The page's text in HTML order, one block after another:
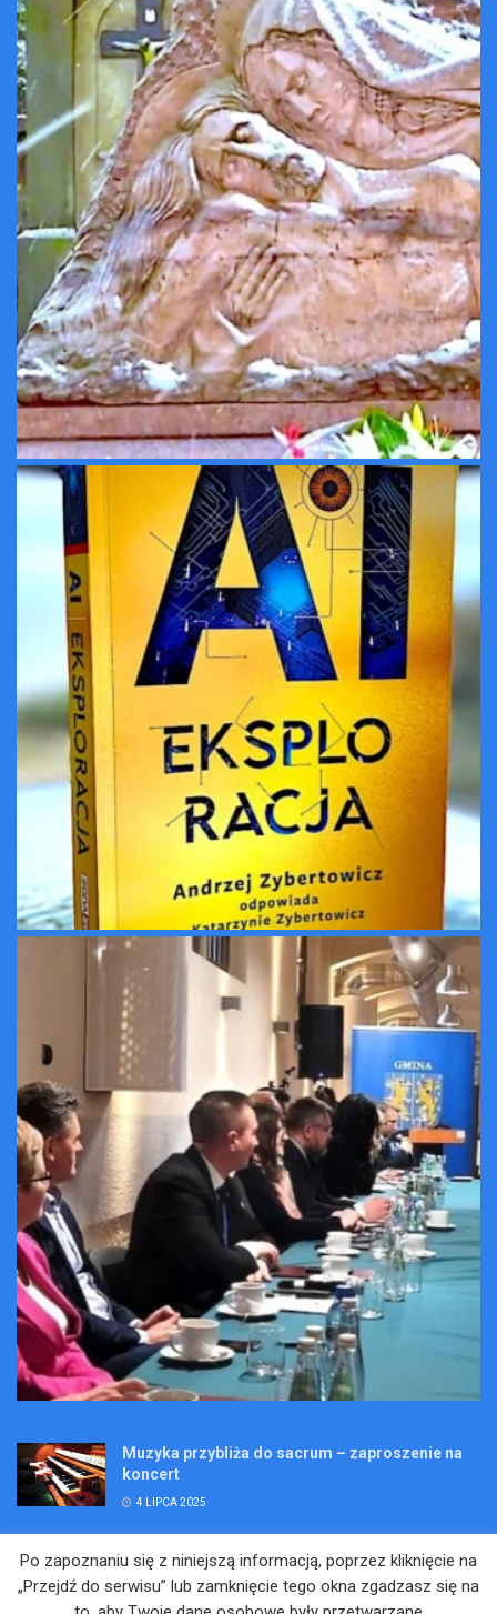
Muzyka przybliża do sacrum – zaproszenie na
koncert
4 LIPCA 2025
Kopalniane Ekspedycje
Po zapoznaniu się z niniejszą informacją, poprzez kliknięcie na
„Przejdź do serwisu” lub zamknięcie tego okna zgadzasz się na